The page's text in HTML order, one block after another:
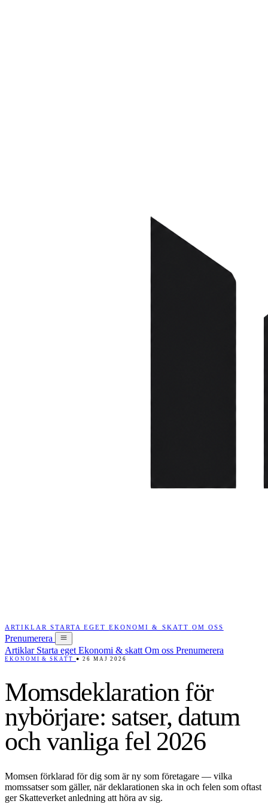
ARTIKLARSTARTA EGETEKONOMI & SKATT OM OSS
Prenumerera
Artiklar Starta eget Ekonomi & skatt Om oss Prenumerera
EKONOMI & SKATT ● 26 MAJ 2026
Momsdeklaration för
nybörjare: satser, datum
och vanliga fel 2026
Momsen förklarad för dig som är ny som företagare — vilka
momssatser som gäller, när deklarationen ska in och felen som oftast
ger Skatteverket anledning att höra av sig.